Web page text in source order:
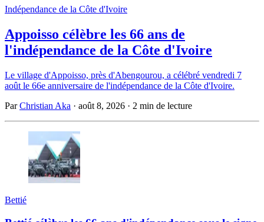
Indépendance de la Côte d'Ivoire
Appoisso célèbre les 66 ans de
l'indépendance de la Côte d'Ivoire
Le village d'Appoisso, près d'Abengourou, a célébré vendredi 7
août le 66e anniversaire de l'indépendance de la Côte d'Ivoire.
ParChristian Aka · août 8, 2026 · 2 min de lecture
Bettié